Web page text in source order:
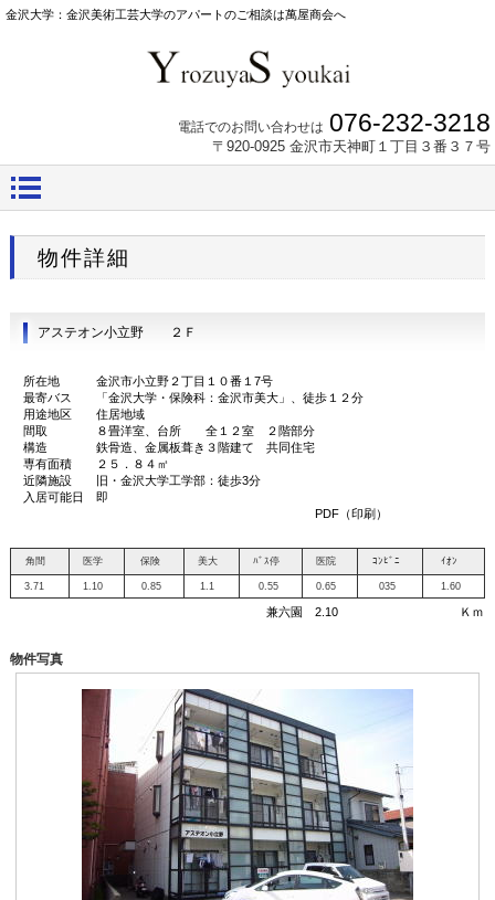
金沢大学：金沢美術工芸大学のアパートのご相談は萬屋商会へ
電話でのお問い合わせは 076-232-3218
〒920-0925 金沢市天神町１丁目３番３７号
物件詳細
アステオン小立野 ２Ｆ
所在地 金沢市小立野２丁目１０番１7号
最寄バス 「金沢大学・保険科：金沢市美大」、徒歩１２分
用途地区 住居地域
間取 ８畳洋室、台所 全１２室 ２階部分
構造 鉄骨造、金属板葺き３階建て 共同住宅
専有面積 ２５．８４㎡
近隣施設 旧・金沢大学工学部：徒歩3分
入居可能日 即
PDF（印刷）
角間 医学 保険 美大 ﾊﾞｽ停 医院 ｺﾝﾋﾞﾆ ｲｵﾝ
3.71 1.10 0.85 1.1 0.55 0.65 035 1.60
兼六園 2.10 Ｋｍ
物件写真